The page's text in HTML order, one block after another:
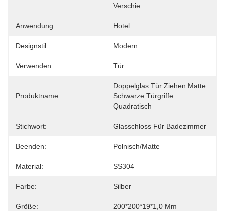
Verschie
Anwendung: Hotel
Designstil: Modern
Verwenden: Tür
Produktname:
Doppelglas Tür Ziehen Matte
Schwarze Türgriffe
Quadratisch
Stichwort: Glasschloss Für Badezimmer
Beenden: Polnisch/Matte
Material: SS304
Farbe: Silber
Größe: 200*200*19*1,0 Mm